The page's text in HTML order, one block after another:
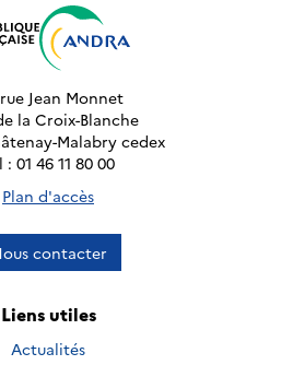
Jean Monnet
la Croix-Blanche
Malabry cedex
: 01 46 11 80 00
Plan d'accès
contacter
Liens utiles
Actualités